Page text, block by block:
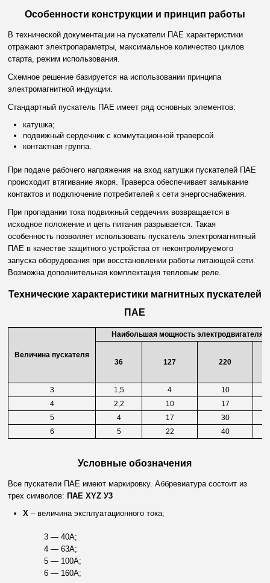
Особенности конструкции и принцип работы
В технической документации на пускатели ПАЕ характеристики
отражают электропараметры, максимальное количество циклов
старта, режим использования.
Схемное решение базируется на использовании принципа
электромагнитной индукции.
Стандартный пускатель ПАЕ имеет ряд основных элементов:
катушка;
подвижный сердечник с коммутационной траверсой.
контактная группа.
При подаче рабочего напряжения на вход катушки пускателей ПАЕ
происходит втягивание якоря. Траверса обеспечивает замыкание
контактов и подключение потребителей к сети энергоснабжения.
При пропадании тока подвижный сердечник возвращается в
исходное положение и цепь питания разрывается. Такая
особенность позволяет использовать пускатель электромагнитный
ПАЕ в качестве защитного устройства от неконтролируемого
запуска оборудования при восстановлении работы питающей сети.
Возможна дополнительная комплектация тепловым реле.
Технические характеристики магнитных пускателей
ПАЕ
Величина пускателя
Наибольшая мощность электродвигателя,
36 127 220
3 1,5 4
10
4
2,2 10
17
5
4 17
30
6
5 22 40
Условные обозначения
Все пускатели ПАЕ имеют маркировку. Аббревиатура состоит из
трех символов: ПАЕ XYZ У3
X – величина эксплуатационного тока;
3 — 40А;
4 — 63А;
5 — 100А;
6 — 160А;